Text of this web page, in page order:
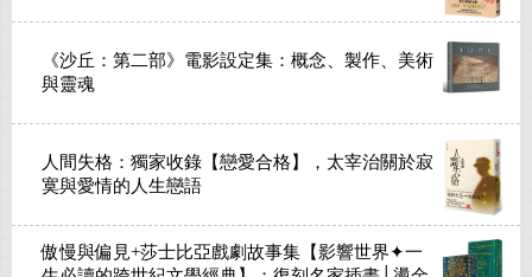
《沙丘：第二部》電影設定集：概念、製作、美術
與靈魂
人間失格：獨家收錄【戀愛合格】，太宰治關於寂
寞與愛情的人生戀語
傲慢與偏見+莎士比亞戲劇故事集【影響世界✦一